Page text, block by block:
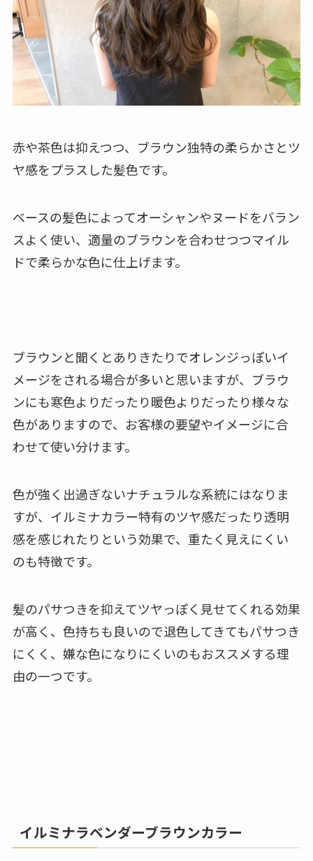
赤や茶色は抑えつつ、ブラウン独特の柔らかさとツ
ヤ感をプラスした髪色です。
ベースの髪色によってオーシャンやヌードをバラン
スよく使い、適量のブラウンを合わせつつマイル
ドで柔らかな色に仕上げます。
ブラウンと聞くとありきたりでオレンジっぽいイ
メージをされる場合が多いと思いますが、ブラウ
ンにも寒色よりだったり暖色よりだったり様々な
色がありますので、お客様の要望やイメージに合
わせて使い分けます。
色が強く出過ぎないナチュラルな系統にはなりま
すが、イルミナカラー特有のツヤ感だったり透明
感を感じれたりという効果で、重たく見えにくい
のも特徴です。
髪のパサつきを抑えてツヤっぽく見せてくれる効果
が高く、色持ちも良いので退色してきてもパサつき
にくく、嫌な色になりにくいのもおススメする理
由の一つです。
イルミナラベンダーブラウンカラー